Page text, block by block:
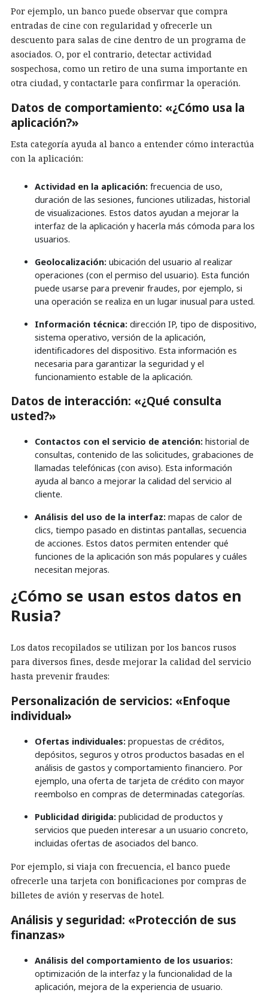
Por ejemplo, un banco puede observar que compra
entradas de cine con regularidad y ofrecerle un
descuento para salas de cine dentro de un programa de
asociados. O, por el contrario, detectar actividad
sospechosa, como un retiro de una suma importante en
otra ciudad, y contactarle para confirmar la operación.
Datos de comportamiento: «¿Cómo usa la
aplicación?»
Esta categoría ayuda al banco a entender cómo interactúa
con la aplicación:
Actividad en la aplicación: frecuencia de uso,
duración de las sesiones, funciones utilizadas, historial
de visualizaciones. Estos datos ayudan a mejorar la
interfaz de la aplicación y hacerla más cómoda para los
usuarios.
Geolocalización: ubicación del usuario al realizar
operaciones (con el permiso del usuario). Esta función
puede usarse para prevenir fraudes, por ejemplo, si
una operación se realiza en un lugar inusual para usted.
Información técnica: dirección IP, tipo de dispositivo,
sistema operativo, versión de la aplicación,
identificadores del dispositivo. Esta información es
necesaria para garantizar la seguridad y el
funcionamiento estable de la aplicación.
Datos de interacción: «¿Qué consulta
usted?»
Contactos con el servicio de atención: historial de
consultas, contenido de las solicitudes, grabaciones de
llamadas telefónicas (con aviso). Esta información
ayuda al banco a mejorar la calidad del servicio al
cliente.
Análisis del uso de la interfaz: mapas de calor de
clics, tiempo pasado en distintas pantallas, secuencia
de acciones. Estos datos permiten entender qué
funciones de la aplicación son más populares y cuáles
necesitan mejoras.
¿Cómo se usan estos datos en
Rusia?
Los datos recopilados se utilizan por los bancos rusos
para diversos fines, desde mejorar la calidad del servicio
hasta prevenir fraudes:
Personalización de servicios: «Enfoque
individual»
Ofertas individuales: propuestas de créditos,
depósitos, seguros y otros productos basadas en el
análisis de gastos y comportamiento financiero. Por
ejemplo, una oferta de tarjeta de crédito con mayor
reembolso en compras de determinadas categorías.
Publicidad dirigida: publicidad de productos y
servicios que pueden interesar a un usuario concreto,
incluidas ofertas de asociados del banco.
Por ejemplo, si viaja con frecuencia, el banco puede
ofrecerle una tarjeta con bonificaciones por compras de
billetes de avión y reservas de hotel.
Análisis y seguridad: «Protección de sus
finanzas»
Análisis del comportamiento de los usuarios:
optimización de la interfaz y la funcionalidad de la
aplicación, mejora de la experiencia de usuario.